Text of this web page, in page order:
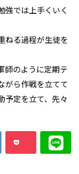
強では上手くいく
ねる過程が生徒を
師のように定期テ
がら作戦を立てて
予定を立て、先々